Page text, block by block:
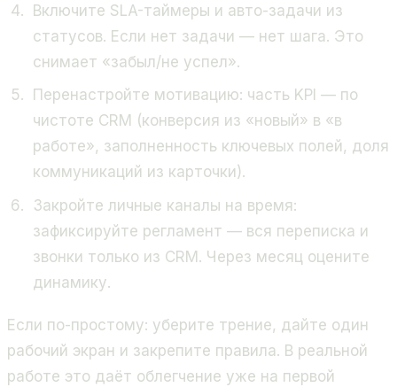
Включите SLA-таймеры и авто-задачи из
статусов. Если нет задачи — нет шага. Это
снимает «забыл/не успел».
Перенастройте мотивацию: часть KPI — по
чистоте CRM (конверсия из «новый» в «в
работе», заполненность ключевых полей, доля
коммуникаций из карточки).
Закройте личные каналы на время:
зафиксируйте регламент — вся переписка и
звонки только из CRM. Через месяц оцените
динамику.
Если по-простому: уберите трение, дайте один
рабочий экран и закрепите правила. В реальной
работе это даёт облегчение уже на первой